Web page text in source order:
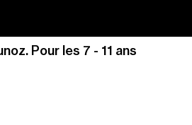
Pour les 7 - 11 ans